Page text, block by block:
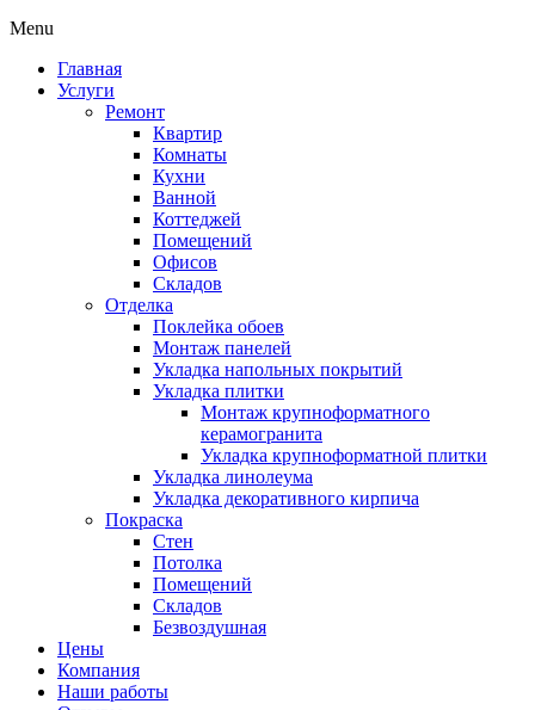
Menu
Главная
Услуги
Ремонт
Квартир
Комнаты
Кухни
Ванной
Коттеджей
Помещений
Офисов
Складов
Отделка
Поклейка обоев
Монтаж панелей
Укладка напольных покрытий
Укладка плитки
Монтаж крупноформатного
керамогранита
Укладка крупноформатной плитки
Укладка линолеума
Укладка декоративного кирпича
Покраска
Стен
Потолка
Помещений
Складов
Безвоздушная
Цены
Компания
Наши работы